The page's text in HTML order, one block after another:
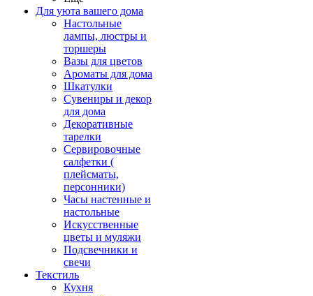
Для уюта вашего дома
Настольные
лампы, люстры и
торшеры
Вазы для цветов
Ароматы для дома
Шкатулки
Сувениры и декор
для дома
Декоративные
тарелки
Сервировочные
салфетки (
плейсматы,
персонники)
Часы настенные и
настольные
Искусственные
цветы и муляжи
Подсвечники и
свечи
Текстиль
Кухня